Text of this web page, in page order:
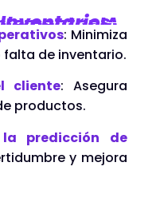
IA
: Minimiza
de inventario.
cliente: Asegura
productos.
predicción de
y mejora